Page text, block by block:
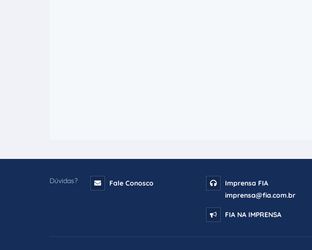
Dúvidas? Fale Conosco
Imprensa FIA
imprensa@fia.com.br
FIA NA IMPRENSA